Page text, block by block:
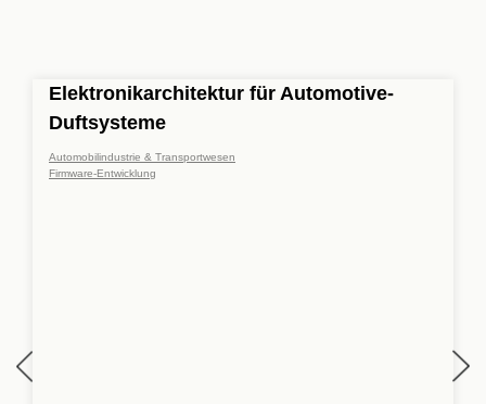
Elektronikarchitektur für Automotive-
Duftsysteme
Automobilindustrie & Transportwesen
Firmware-Entwicklung